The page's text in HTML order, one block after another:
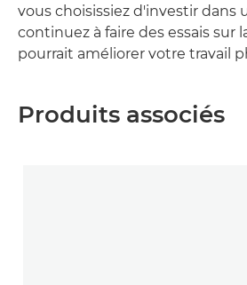
vous choisissiez d'investir dans
continuez à faire des essais sur
pourrait améliorer votre travail
Produits associés